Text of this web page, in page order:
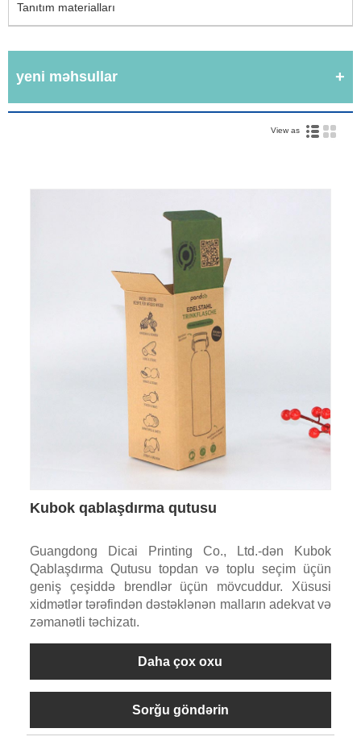
Tanıtım materialları
yeni məhsullar
View as
Kubok qablaşdırma qutusu
Guangdong Dicai Printing Co., Ltd.-dən Kubok
Qablaşdırma Qutusu topdan və toplu seçim üçün
geniş çeşiddə brendlər üçün mövcuddur. Xüsusi
xidmətlər tərəfindən dəstəklənən malların adekvat və
zəmanətli təchizatı.
Daha çox oxu
Sorğu göndərin